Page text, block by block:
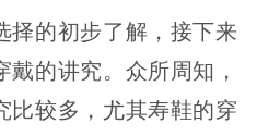
择的初步了解，接下来
的讲究。众所周知，
比较多，尤其寿鞋的穿